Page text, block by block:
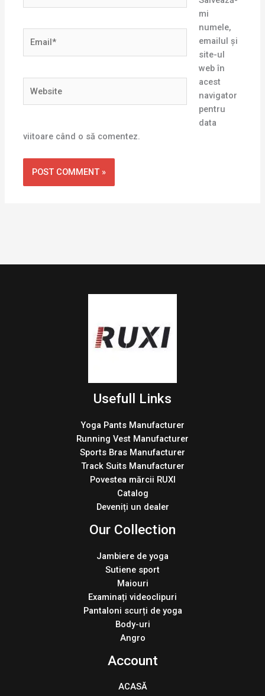
mi
numele,
emailul și
site-ul
web în
acest
navigator
pentru
data
viitoare când o să comentez.
Usefull Links
Yoga Pants Manufacturer
Running Vest Manufacturer
Sports Bras Manufacturer
Track Suits Manufacturer
Povestea mărcii RUXI
Catalog
Deveniți un dealer
Our Collection
Jambiere de yoga
Sutiene sport
Maiouri
Examinați videoclipuri
Pantaloni scurți de yoga
Body-uri
Angro
Account
ACASĂ